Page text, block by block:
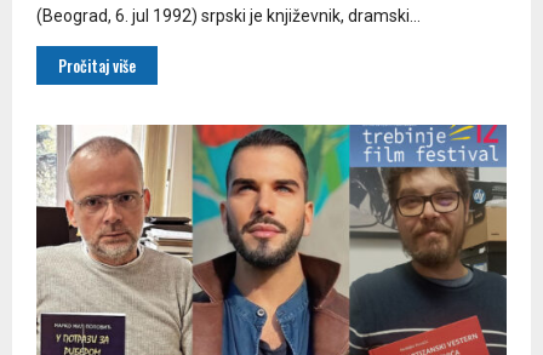
(Beograd, 6. jul 1992) srpski je književnik, dramski...
Pročitaj više